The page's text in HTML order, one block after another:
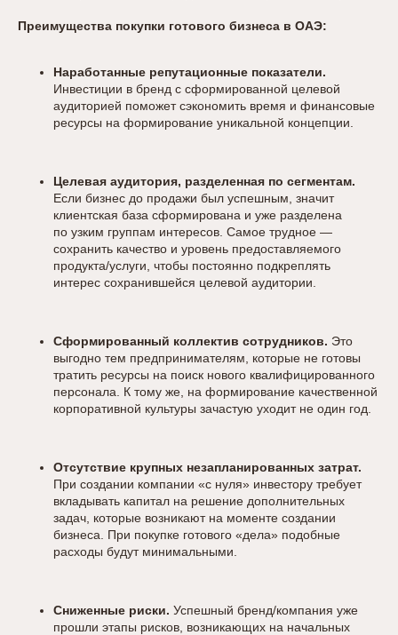
Преимущества покупки готового бизнеса в ОАЭ:
Наработанные репутационные показатели.
Инвестиции в бренд с сформированной целевой
аудиторией поможет сэкономить время и финансовые
ресурсы на формирование уникальной концепции.
Целевая аудитория, разделенная по сегментам.
Если бизнес до продажи был успешным, значит
клиентская база сформирована и уже разделена
по узким группам интересов. Самое трудное —
сохранить качество и уровень предоставляемого
продукта/услуги, чтобы постоянно подкреплять
интерес сохранившейся целевой аудитории.
Сформированный коллектив сотрудников. Это
выгодно тем предпринимателям, которые не готовы
тратить ресурсы на поиск нового квалифицированного
персонала. К тому же, на формирование качественной
корпоративной культуры зачастую уходит не один год.
Отсутствие крупных незапланированных затрат.
При создании компании «с нуля» инвестору требует
вкладывать капитал на решение дополнительных
задач, которые возникают на моменте создании
бизнеса. При покупке готового «дела» подобные
расходы будут минимальными.
Сниженные риски. Успешный бренд/компания уже
прошли этапы рисков, возникающих на начальных